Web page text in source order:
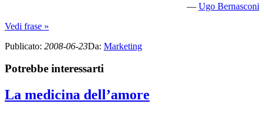
— Ugo Bernasconi
Vedi frase »
Publicato: 2008-06-23Da: Marketing
Potrebbe interessarti
La medicina dell’amore